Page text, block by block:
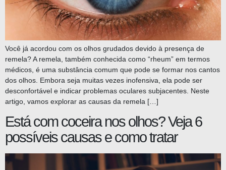
Você já acordou com os olhos grudados devido à presença de
remela? A remela, também conhecida como “rheum” em termos
médicos, é uma substância comum que pode se formar nos cantos
dos olhos. Embora seja muitas vezes inofensiva, ela pode ser
desconfortável e indicar problemas oculares subjacentes. Neste
artigo, vamos explorar as causas da remela […]
Está com coceira nos olhos? Veja 6
possíveis causas e como tratar